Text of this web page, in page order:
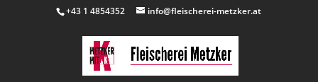
+43 1 4854352 info@fleischerei-metzker.at